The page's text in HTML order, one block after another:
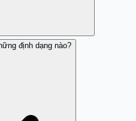
cá nhân cho
định dạng nào?